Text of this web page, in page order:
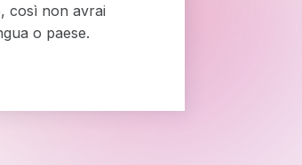
così non avrai
o paese.